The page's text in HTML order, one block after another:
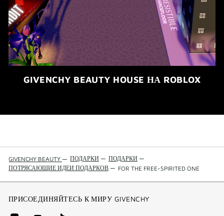
GIVENCHY BEAUTY HOUSE НА ROBLOX
GIVENCHY BEAUTY — ПОДАРКИ — ПОДАРКИ —
ПОТРЯСАЮЩИЕ ИДЕИ ПОДАРКОВ — FOR THE FREE-SPIRITED ONE
ПРИСОЕДИНЯЙТЕСЬ К МИРУ GIVENCHY